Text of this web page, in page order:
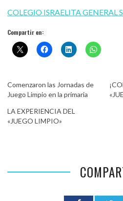
COLEGIO ISRAELITA GENERAL
Compartir en:
Comenzaron las Jornadas de
Juego Limpio en la primaria
LA EXPERIENCIA DEL
«JUEGO LIMPIO»